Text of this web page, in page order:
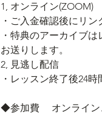
1, オンライン(ZOOM)
・ご入金確認後にリン
・特典のアーカイブ
お送りします。
2, 見逃し配信
・レッスン終了後24
◆参加費　 オンライン